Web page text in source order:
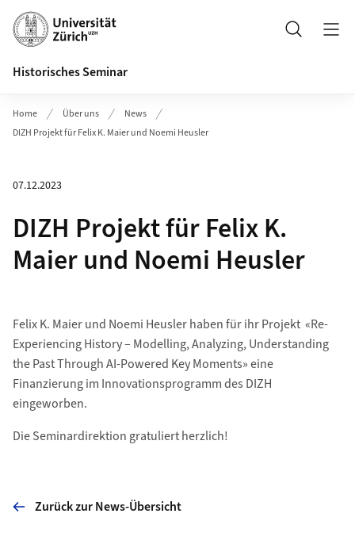
Header
Suche
Historisches Seminar
Home Über uns
News
DIZH Projekt für Felix K. Maier und Noemi Heusler
07.12.2023
DIZH Projekt für Felix K.
Maier und Noemi Heusler
Felix K. Maier und Noemi Heusler haben für ihr Projekt «Re-
Experiencing History – Modelling, Analyzing, Understanding
the Past Through AI-Powered Key Moments» eine
Finanzierung im Innovationsprogramm des DIZH
eingeworben.
Die Seminardirektion gratuliert herzlich!
Zurück zur News-Übersicht